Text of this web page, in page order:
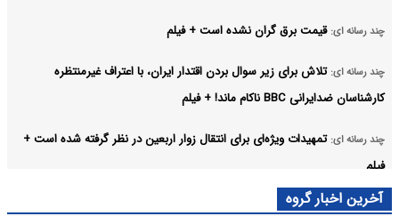
چند رسانه ای: قیمت برق گران نشده است + فیلم
چند رسانه ای: تلاش برای زیر سوال بردن اقتدار ایران، با اعتراف غیرمنتظره
کارشناسان ضدایرانی BBC ناکام ماند! + فیلم
چند رسانه ای: تمهیدات ویژه‌ای برای انتقال زوار اربعین در نظر گرفته شده است +
فیلم
اینفوگرافیک:
آخرین اخبار گروه